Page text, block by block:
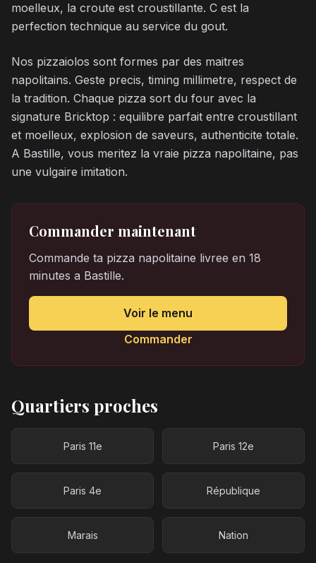
moelleux, la croute est croustillante. C est la
perfection technique au service du gout.
Nos pizzaiolos sont formes par des maitres
napolitains. Geste precis, timing millimetre, respect de
la tradition. Chaque pizza sort du four avec la
signature Bricktop : equilibre parfait entre croustillant
et moelleux, explosion de saveurs, authenticite totale.
A Bastille, vous meritez la vraie pizza napolitaine, pas
une vulgaire imitation.
Commander maintenant
Commande ta pizza napolitaine livree en 18
minutes a Bastille.
Voir le menu
Commander
Quartiers proches
Paris 11e Paris 12e
Paris 4e République
Marais Nation